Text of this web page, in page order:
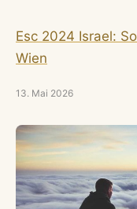
Esc 2024 Israel:
Wien
13. Mai 2026